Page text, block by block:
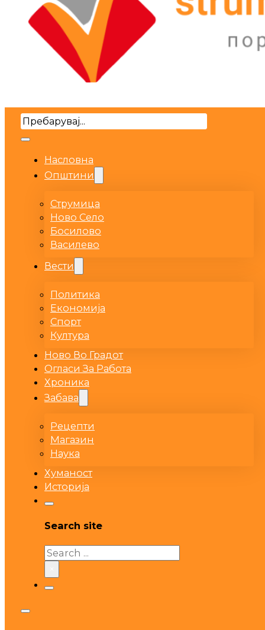
Search
Насловна
Општини
Струмица
Ново Село
Босилово
Василево
Вести
Политика
Економија
Спорт
Култура
Ново Во Градот
Огласи За Работа
Хроника
Забава
Рецепти
Магазин
Наука
Хуманост
Историја
Search site
Search